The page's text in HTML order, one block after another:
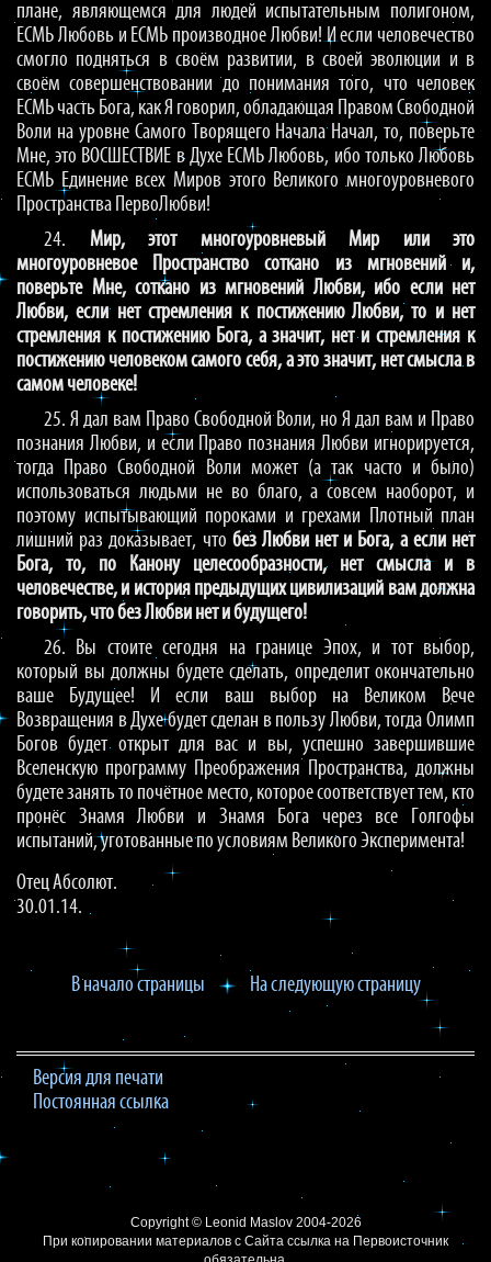
плане, являющемся для людей испытательным полигоном,
ЕСМЬ Любовь и ЕСМЬ производное Любви! И если человечество
смогло подняться в своём развитии, в своей эволюции и в
своём совершенствовании до понимания того, что человек
ЕСМЬ часть Бога, как Я говорил, обладающая Правом Свободной
Воли на уровне Самого Творящего Начала Начал, то, поверьте
Мне, это ВОСШЕСТВИЕ в Духе ЕСМЬ Любовь, ибо только Любовь
ЕСМЬ Единение всех Миров этого Великого многоуровневого
Пространства ПервоЛюбви!
24. Мир, этот многоуровневый Мир или это
многоуровневое Пространство соткано из мгновений и,
поверьте Мне, соткано из мгновений Любви, ибо если нет
Любви, если нет стремления к постижению Любви, то и нет
стремления к постижению Бога, а значит, нет и стремления к
постижению человеком самого себя, а это значит, нет смысла в
самом человеке!
25. Я дал вам Право Свободной Воли, но Я дал вам и Право
познания Любви, и если Право познания Любви игнорируется,
тогда Право Свободной Воли может (а так часто и было)
использоваться людьми не во благо, а совсем наоборот, и
поэтому испытывающий пороками и грехами Плотный план
лишний раз доказывает, что без Любви нет и Бога, а если нет
Бога, то, по Канону целесообразности, нет смысла и в
человечестве, и история предыдущих цивилизаций вам должна
говорить, что без Любви нет и будущего!
26. Вы стоите сегодня на границе Эпох, и тот выбор,
который вы должны будете сделать, определит окончательно
ваше Будущее! И если ваш выбор на Великом Вече
Возвращения в Духе будет сделан в пользу Любви, тогда Олимп
Богов будет открыт для вас и вы, успешно завершившие
Вселенскую программу Преображения Пространства, должны
будете занять то почётное место, которое соответствует тем, кто
пронёс Знамя Любви и Знамя Бога через все Голгофы
испытаний, уготованные по условиям Великого Эксперимента!
Отец Абсолют.
30.01.14.
В начало страницы На следующую страницу
Версия для печати
Постоянная ссылка
Copyright © Leonid Maslov2004-2026
При копировании материалов с Сайта ссылка на Первоисточник